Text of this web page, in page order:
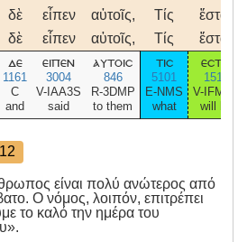
δὲ εἶπεν αὐτοῖς, Τίς ἔσται
δὲ εἶπεν αὐτοῖς, Τίς ἔσται
δε
1161
C
and
ειπεν
3004
V-IAA3S
said
αυτοισ
846
R-3DMP
to them
τισ
5101
E-NMS
what
εσται
1510
V-IFM3S
will be
είναι πολύ ανώτερος από
Ο νόμος, λοιπόν, επιτρέπει
το καλό την ημέρα του